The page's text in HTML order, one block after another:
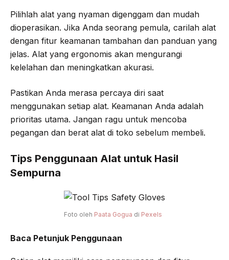
Pilihlah alat yang nyaman digenggam dan mudah
dioperasikan. Jika Anda seorang pemula, carilah alat
dengan fitur keamanan tambahan dan panduan yang
jelas. Alat yang ergonomis akan mengurangi
kelelahan dan meningkatkan akurasi.
Pastikan Anda merasa percaya diri saat
menggunakan setiap alat. Keamanan Anda adalah
prioritas utama. Jangan ragu untuk mencoba
pegangan dan berat alat di toko sebelum membeli.
Tips Penggunaan Alat untuk Hasil
Sempurna
Foto oleh Paata Gogua di Pexels
Baca Petunjuk Penggunaan